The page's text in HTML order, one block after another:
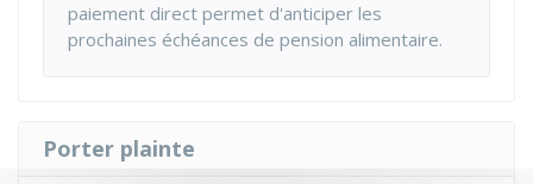
paiement direct permet d'anticiper les
prochaines échéances de pension alimentaire.
Porter plainte